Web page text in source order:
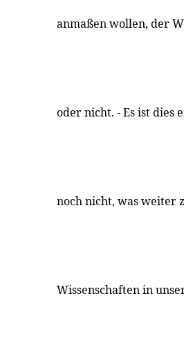
anmaßen wollen, der
oder nicht. - Es ist dies
noch nicht, was weiter
Wissenschaften in